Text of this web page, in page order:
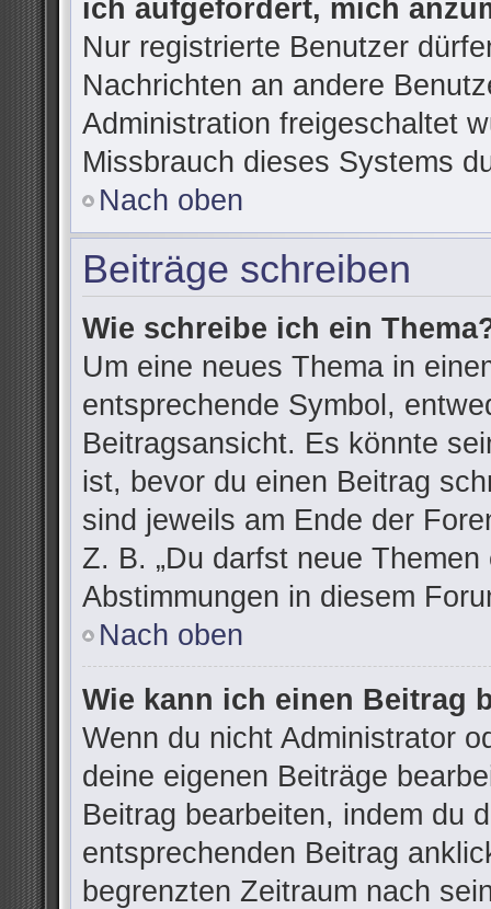
ich aufgefordert, mich
Nur registrierte Benutzer
Nachrichten an andere
Administration freigeschaltet
Missbrauch dieses Systems
Nach oben
Beiträge schreiben
Wie schreibe ich ein
Um eine neues Thema in
entsprechende Symbol,
Beitragsansicht. Es könnte
ist, bevor du einen Beitrag
sind jeweils am Ende der
Z. B. „Du darfst neue Themen
Abstimmungen in diesem
Nach oben
Wie kann ich einen Beitrag
Wenn du nicht Administrator
deine eigenen Beiträge
Beitrag bearbeiten, indem du
entsprechenden Beitrag
begrenzten Zeitraum nach